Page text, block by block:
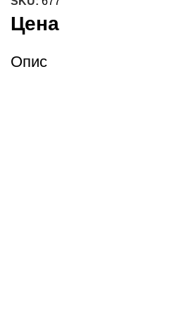
Цена
Опис